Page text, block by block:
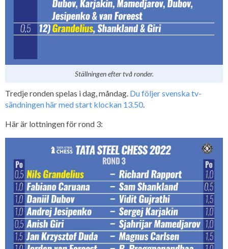
Ställningen efter två ronder.
Tredje ronden spelas i dag, måndag. Du följer svenska tv-
sändningen här med start klockan 13.50
Här är lottningen för rond 3: